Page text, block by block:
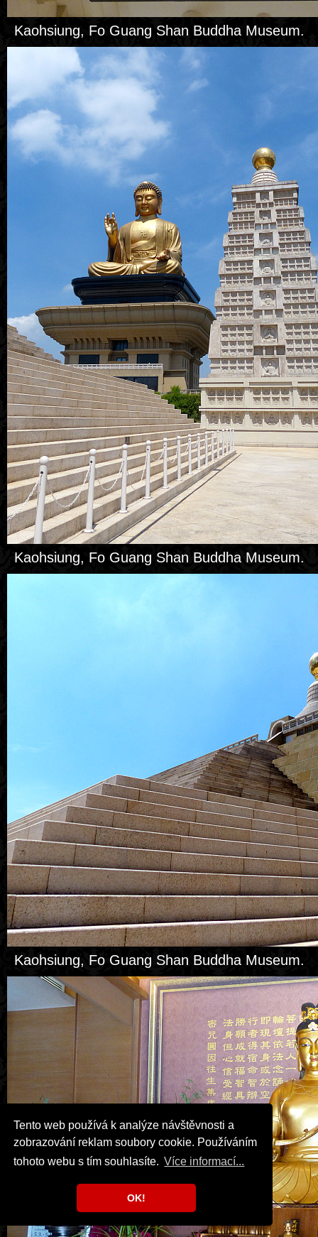
Tento web používá k analýze návštěvnosti a
zobrazování reklam soubory cookie. Používáním
tohoto webu s tím souhlasíte. Více informací...
OK!
Kaohsiung, Fo Guang Shan Buddha Museum.
Kaohsiung, Fo Guang Shan Buddha Museum.
Kaohsiung, Fo Guang Shan Buddha Museum.